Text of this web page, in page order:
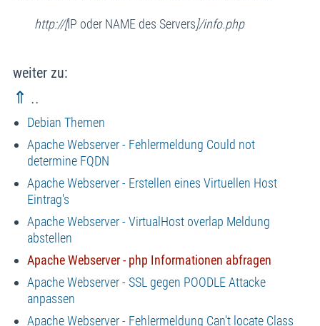
http://[IP oder NAME des Servers]/info.php
weiter zu:
⇑ ..
Debian Themen
Apache Webserver - Fehlermeldung Could not
determine FQDN
Apache Webserver - Erstellen eines Virtuellen Host
Eintrag's
Apache Webserver - VirtualHost overlap Meldung
abstellen
Apache Webserver - php Informationen abfragen
Apache Webserver - SSL gegen POODLE Attacke
anpassen
Apache Webserver - Fehlermeldung Can't locate Class